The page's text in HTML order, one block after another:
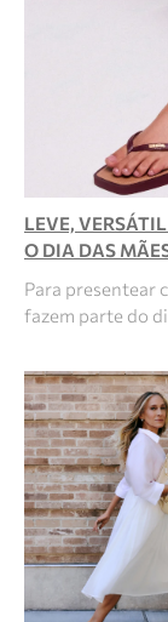
LEVE,
O DIA DAS
Para presentear
fazem parte do